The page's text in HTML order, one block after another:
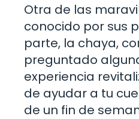
Otra de las
conocido por sus
parte, la chaya,
preguntado
experiencia
de ayudar a tu
de un fin de